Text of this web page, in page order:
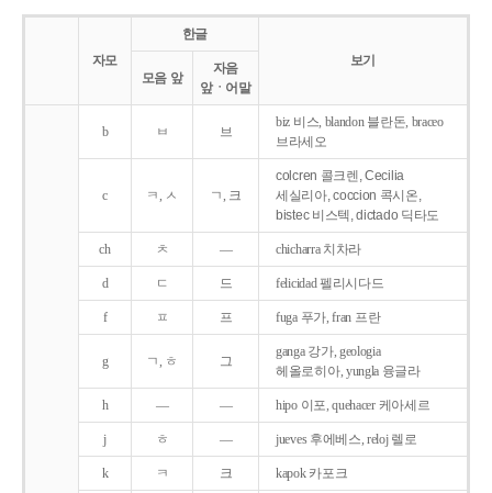
자모
한글
보기
모음 앞
자음
앞ㆍ어말
b ㅂ 브
biz 비스, blandon 블란돈, braceo
브라세오
c ㅋ, ㅅ ㄱ, 크
colcren 콜크렌, Cecilia
세실리아, coccion 콕시온,
bistec 비스텍, dictado 딕타도
ch ㅊ ― chicharra 치차라
d ㄷ 드 felicidad 펠리시다드
f ㅍ 프 fuga 푸가, fran 프란
g ㄱ, ㅎ 그
ganga 강가, geologia
헤올로히아, yungla 융글라
h ― ― hipo 이포, quehacer 케아세르
j ㅎ ― jueves 후에베스, reloj 렐로
k ㅋ 크 kapok 카포크